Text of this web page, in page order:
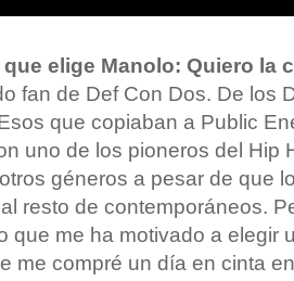
elige Manolo: Quiero la
fan de Def Con Dos. De los
que copiaban a Public
uno de los pioneros del Hip
géneros a pesar de que
resto de contemporáneos.
que me ha motivado a elegir
me compré un día en cinta